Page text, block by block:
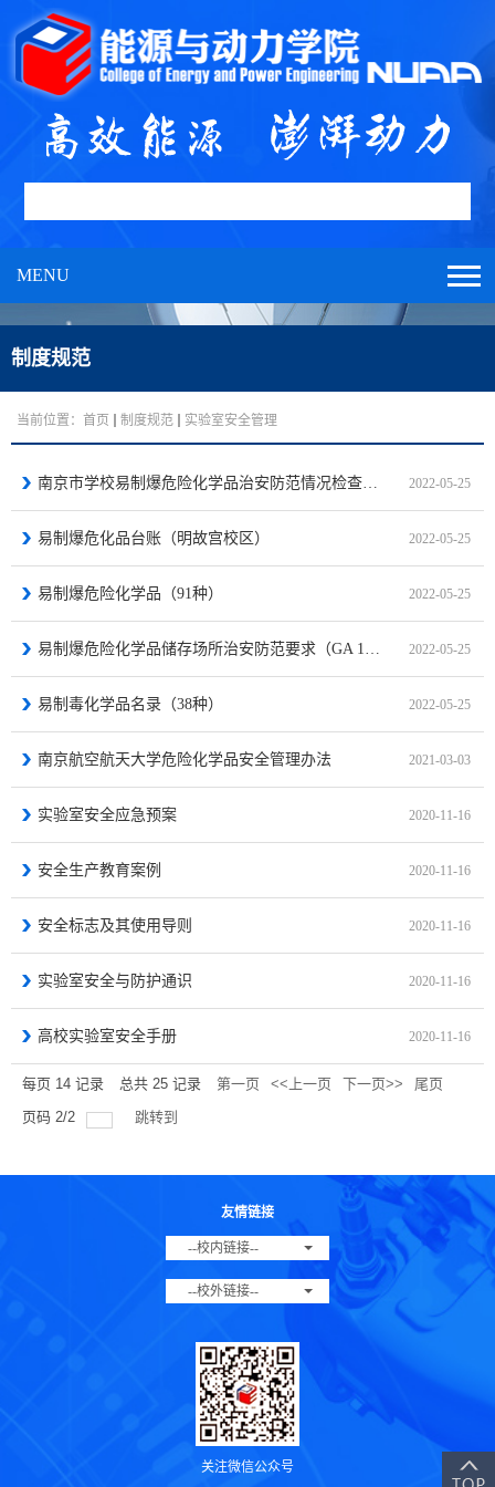
MENU
制度规范
当前位置： 首页 制度规范 实验室安全管理
南京市学校易制爆危险化学品治安防范情况检查菜单 2022-05-25
易制爆危化品台账（明故宫校区） 2022-05-25
易制爆危险化学品（91种） 2022-05-25
易制爆危险化学品储存场所治安防范要求（GA 1511-2018） 2022-05-25
易制毒化学品名录（38种） 2022-05-25
南京航空航天大学危险化学品安全管理办法 2021-03-03
实验室安全应急预案 2020-11-16
安全生产教育案例 2020-11-16
安全标志及其使用导则 2020-11-16
实验室安全与防护通识 2020-11-16
高校实验室安全手册 2020-11-16
每页 14 记录 总共 25 记录 第一页 <<上一页 下一页>>
尾页
页码 2/2 跳转到
友情链接
--校内链接--
--校外链接--
关注微信公众号